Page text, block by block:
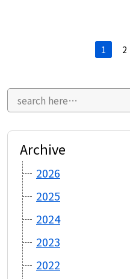
ー
ョ
1 2
Archive
2026
2025
2024
2023
2022